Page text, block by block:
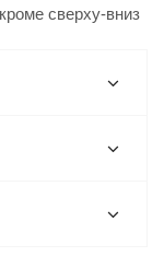
сверху-вниз